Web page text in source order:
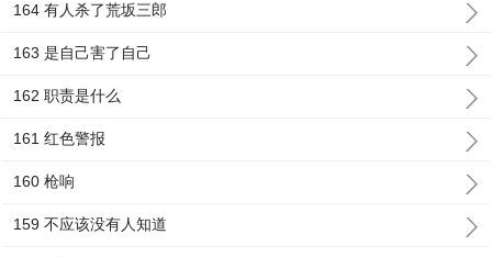
164 有人杀了荒坂三郎
163 是自己害了自己
162 职责是什么
161 红色警报
160 枪响
159 不应该没有人知道